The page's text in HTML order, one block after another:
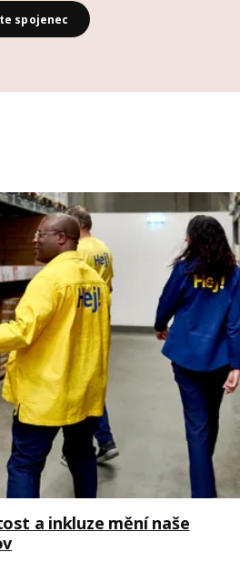
spojenec
a inkluze mění naše